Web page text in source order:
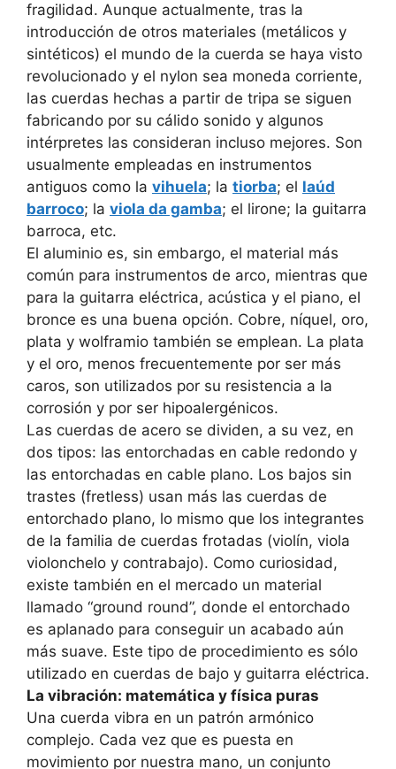
fragilidad. Aunque actualmente, tras la
introducción de otros materiales (metálicos y
sintéticos) el mundo de la cuerda se haya visto
revolucionado y el nylon sea moneda corriente,
las cuerdas hechas a partir de tripa se siguen
fabricando por su cálido sonido y algunos
intérpretes las consideran incluso mejores. Son
usualmente empleadas en instrumentos
antiguos como la vihuela; la tiorba; el laúd
barroco; la viola da gamba; el lirone; la guitarra
barroca, etc.
El aluminio es, sin embargo, el material más
común para instrumentos de arco, mientras que
para la guitarra eléctrica, acústica y el piano, el
bronce es una buena opción. Cobre, níquel, oro,
plata y wolframio también se emplean. La plata
y el oro, menos frecuentemente por ser más
caros, son utilizados por su resistencia a la
corrosión y por ser hipoalergénicos.
Las cuerdas de acero se dividen, a su vez, en
dos tipos: las entorchadas en cable redondo y
las entorchadas en cable plano. Los bajos sin
trastes (fretless) usan más las cuerdas de
entorchado plano, lo mismo que los integrantes
de la familia de cuerdas frotadas (violín, viola
violonchelo y contrabajo). Como curiosidad,
existe también en el mercado un material
llamado “ground round”, donde el entorchado
es aplanado para conseguir un acabado aún
más suave. Este tipo de procedimiento es sólo
utilizado en cuerdas de bajo y guitarra eléctrica.
La vibración: matemática y física puras
Una cuerda vibra en un patrón armónico
complejo. Cada vez que es puesta en
movimiento por nuestra mano, un conjunto